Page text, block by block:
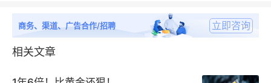
商务、渠道、广告合作/招聘 立即咨询
相关文章